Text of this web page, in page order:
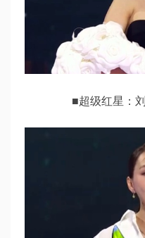
■超级红星：